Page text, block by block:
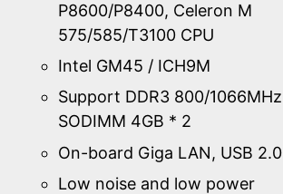
P8600/P8400, Celeron M
575/585/T3100 CPU
Intel GM45 / ICH9M
Support DDR3 800/1066MHz
SODIMM 4GB * 2
On-board Giga LAN, USB 2.0
Low noise and low power